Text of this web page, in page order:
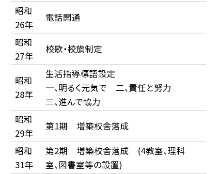
昭和
26年
電話開通
昭和
27年
校歌・校旗制定
昭和
28年
生活指導標語設定
一、明るく元気で 二、責任と努力
三、進んで協力
昭和
29年
第1期 増築校舎落成
昭和
31年
第2期 増築校舎落成 (4教室、理科
室、図書室等の設置)